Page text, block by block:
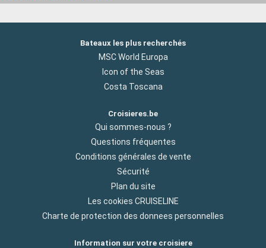
Bateaux les plus recherchés
MSC World Europa
Icon of the Seas
Costa Toscana
Croisieres.be
Qui sommes-nous ?
Questions fréquentes
Conditions générales de vente
Sécurité
Plan du site
Les cookies CRUISELINE
Charte de protection des donnees personnelles
Information sur votre croisiere